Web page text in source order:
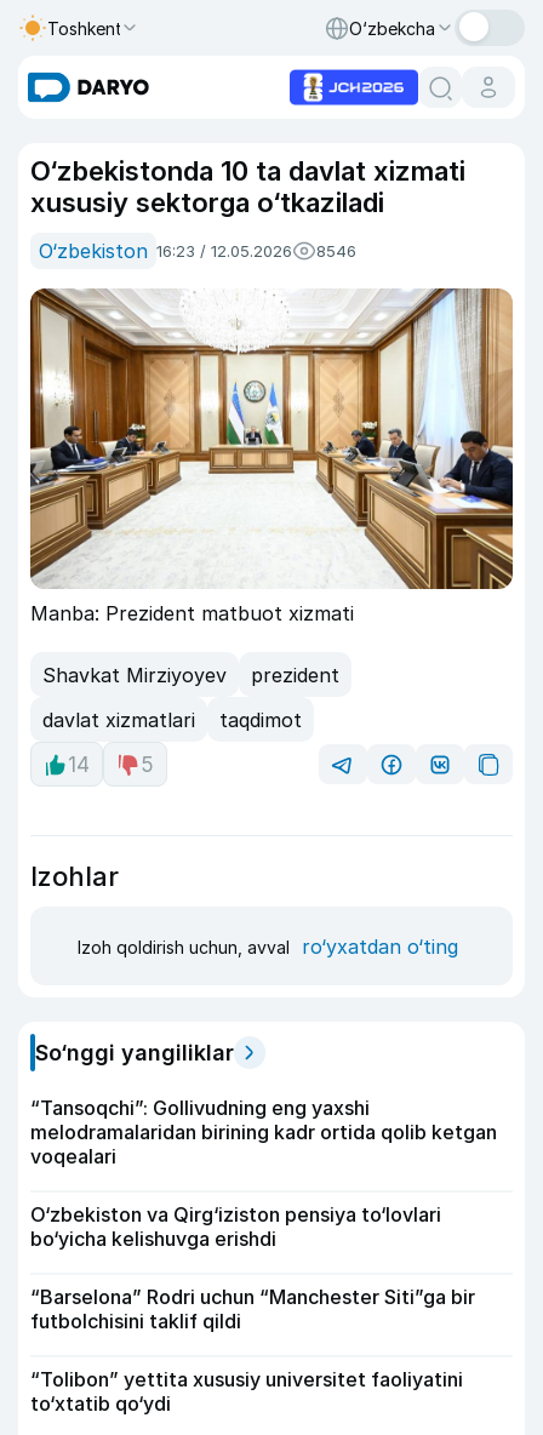
Toshkent O‘zbekcha
O‘zbekistonda 10 ta davlat xizmati
xususiy sektorga o‘tkaziladi
O‘zbekiston 16:23 / 12.05.2026 8546
Manba: Prezident matbuot xizmati
Shavkat Mirziyoyev
prezident
davlat xizmatlari
taqdimot
14
5
Izohlar
Izoh qoldirish uchun, avval ro‘yxatdan o‘ting
So‘nggi yangiliklar
“Tansoqchi”: Gollivudning eng yaxshi
melodramalaridan birining kadr ortida qolib ketgan
voqealari
O‘zbekiston va Qirg‘iziston pensiya to‘lovlari
bo‘yicha kelishuvga erishdi
“Barselona” Rodri uchun “Manchester Siti”ga bir
futbolchisini taklif qildi
“Tolibon” yettita xususiy universitet faoliyatini
to‘xtatib qo‘ydi